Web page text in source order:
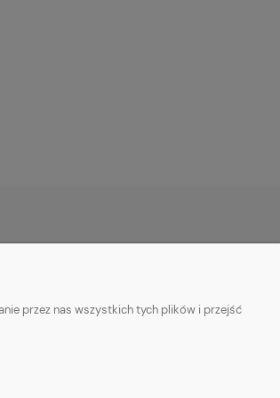
przez nas wszystkich tych plików i przejść